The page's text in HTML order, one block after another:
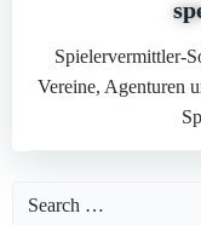
Spielervermittler-
Vereine, Agenturen
Search